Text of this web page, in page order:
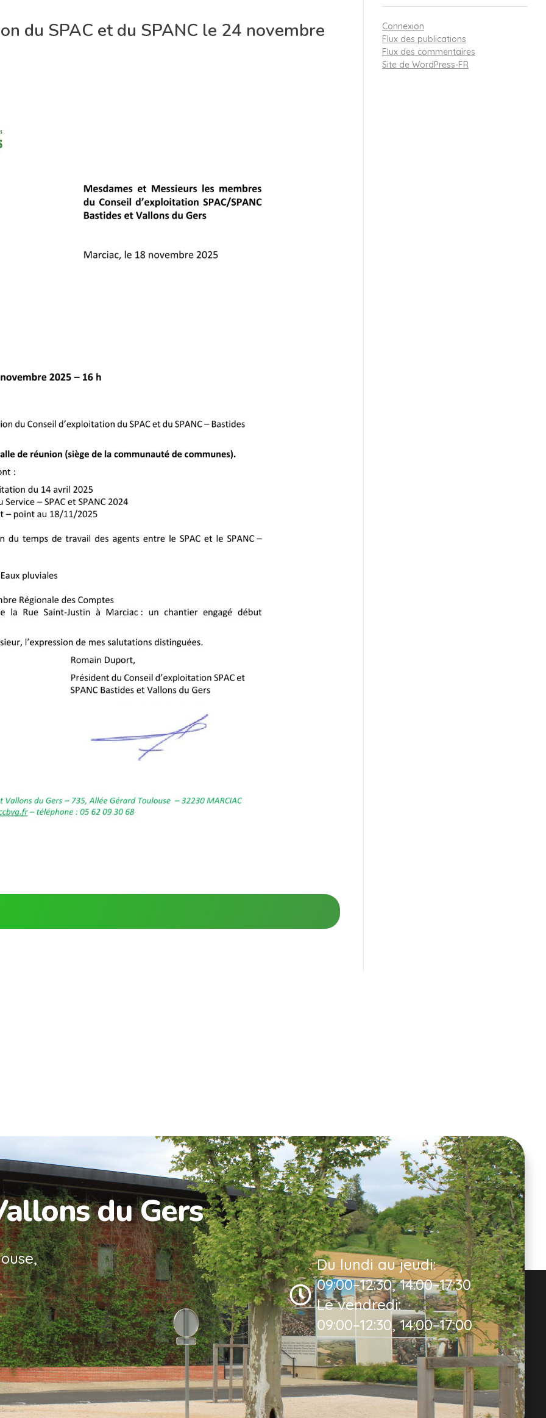
du SPAC et du SPANC le 24 novembre
Connexion
Flux des publications
Flux des commentaires
Site de WordPress-FR
du Gers
Du lundi au jeudi:
09:00–12:30, 14:00–17:30
Le vendredi:
09:00–12:30, 14:00–17:00